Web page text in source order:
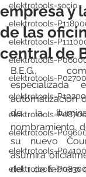
elektrotools-socio
elektrotools-
elektrotools-
elektrotools-
elektrotools-
elektrotools-
elektrotools-
elektrotools-
elektrotools-
elektrotools-
empresa y
de las
central de
B.E.G.,
especializada
automatización
de la
nombramiento
su nuevo
asumirá
del 1 de febrero